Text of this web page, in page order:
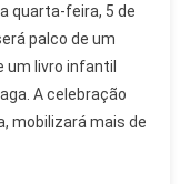
quarta-feira, 5 de
palco de um
um livro infantil
A celebração
mobilizará mais de